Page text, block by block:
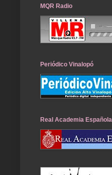
MQR Radio
Periódico Vinalopó
Real Academia Española